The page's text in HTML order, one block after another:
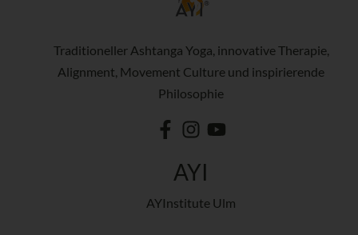
Traditioneller Ashtanga Yoga, innovative Therapie,
Alignment, Movement Culture und inspirierende
Philosophie
AYI
AYInstitute Ulm